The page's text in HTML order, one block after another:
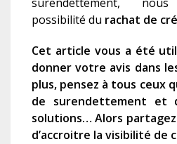
possibilité du rachat de
Cet article vous a été
donner votre avis dans
plus, pensez à tous ceux
de surendettement et
solutions… Alors
d’accroitre la visibilité de